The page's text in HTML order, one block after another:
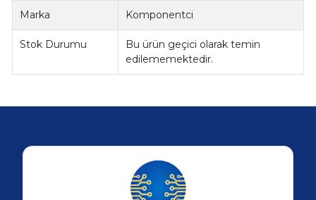
Marka Komponentci
Stok Durumu
Bu ürün geçici olarak temin
edilememektedir.